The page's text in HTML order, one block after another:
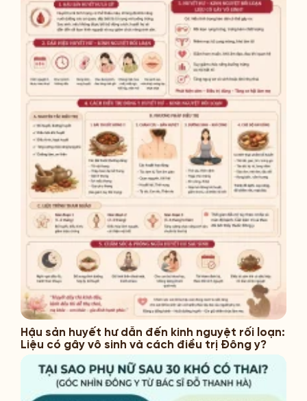
Hậu sản huyết hư dẫn đến kinh nguyệt rối loạn:
Liệu có gây vô sinh và cách điều trị Đông y?